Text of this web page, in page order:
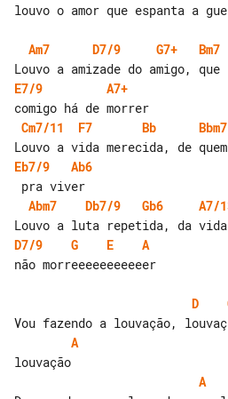
louvo o amor que espanta a
Am7 D7/9 G7+
Bm7
E7/9
A7+
Cm7/11
F7 Bb
Eb7/9
Ab6
Abm7
Db7/9 Gb6
A7/
D7/9
G E
A
não morreeeeeeeeeeer
D
A
A